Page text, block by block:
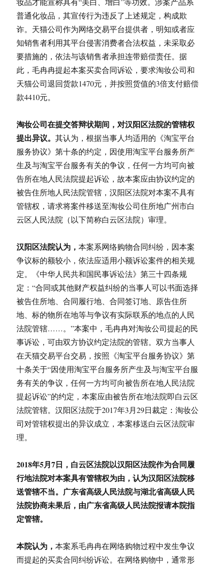
普通化妆品，其宣传行为违反了上述规定，构成欺
诈。天猫公司作为网络交易平台提供者，明知或者应
知销售者利用其平台侵害消费者合法权益，未采取必
要措施的，依法与该销售者承担连带赔偿责任。据
此，毛冉冉提起本案买卖合同诉讼，要求淘妆公司和
天猫公司退回货款1470元，并按照货值的3倍支付赔偿
款4410元。
淘妆公司在提交答辩状期间，对汉阳区法院的管辖权
提出异议。其认为，根据当事人均适用的《淘宝平台
服务协议》第十条的约定，因使用淘宝平台服务所产
生及与淘宝平台服务有关的争议，任何一方均可向被
告所在地人民法院提起诉讼，故本案应由协议约定的
被告住所地人民法院管辖，汉阳区法院对本案不具有
管辖权，请求将案件移送至淘妆公司住所地广州市白
云区人民法院（以下简称白云区法院）审理。
汉阳区法院认为，本案系网络购物合同纠纷，因本案
争议标的额较小，依法应适用小额诉讼案件的相关规
定。《中华人民共和国民事诉讼法》第三十四条规
定：“合同或其他财产权益纠纷的当事人可以书面选择
被告住所地、合同履行地、合同签订地、原告住所
地、标的物所在地等与争议有实际联系的地点的人民
法院管辖……。”本案中，毛冉冉对淘妆公司提起的民
事诉讼，可由双方协议约定法院的管辖。双方当事人
在天猫交易平台交易，按照《淘宝平台服务协议》第
十条关于“因使用淘宝平台服务所产生及与淘宝平台服
务有关的争议，任何一方均可向被告所在地人民法院
提起诉讼”的约定，本案应由被告所在地法院即白云区
法院管辖。汉阳区法院于2017年3月29日裁定：淘妆公
司对管辖权提出的异议成立，本案移送白云区法院审
理。
2018年5月7日 ，白云区法院以汉阳区法院作为合同履
行地法院对本案具有管辖权为由，认为汉阳区法院移
送管辖不当。广东省高级人民法院与湖北省高级人民
法院协商未果后，由广东省高级人民法院报请本院指
定管辖。
本院认为，本案系毛冉冉在网络购物过程中发生争议
而提起的买卖合同纠纷诉讼。在网络购物中，通常形